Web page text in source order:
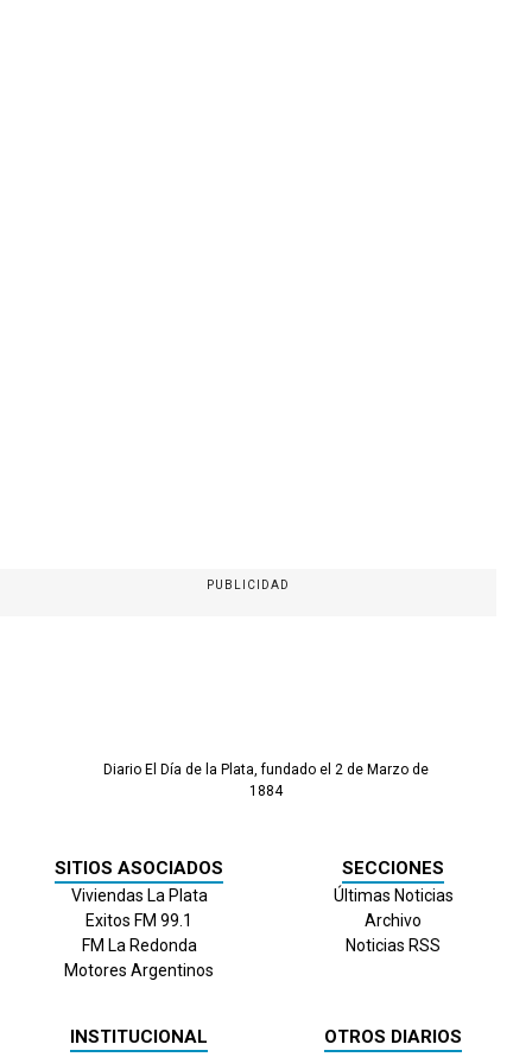
PUBLICIDAD
Diario El Día de la Plata, fundado el 2 de Marzo de
1884
SITIOS ASOCIADOS
Viviendas La Plata
Exitos FM 99.1
FM La Redonda
Motores Argentinos
SECCIONES
Últimas Noticias
Archivo
Noticias RSS
INSTITUCIONAL OTROS DIARIOS